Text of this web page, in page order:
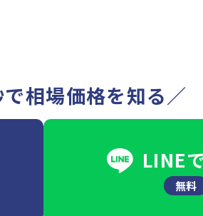
相場価格を知る／
LINE
無料